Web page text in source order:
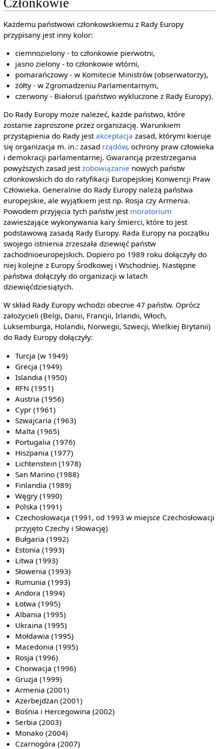
Każdemu państwowi członkowskiemu z Rady Europy
przypisany jest inny kolor:
ciemnozielony - to członkowie pierwotni,
jasno zielony - to członkowie wtórni,
pomarańczowy - w Komitecie Ministrów (obserwatorzy),
żółty - w Zgromadzeniu Parlamentarnym,
czerwony - Białoruś (państwo wykluczone z Rady Europy).
Do Rady Europy może należeć, każde państwo, które
zostanie zaproszone przez organizację. Warunkiem
przystąpienia do Rady jestakceptacja zasad, którymi kieruje
się organizacja m. in.: zasad rządów, ochrony praw człowieka
i demokracji parlamentarnej. Gwarancją przestrzegania
powyższych zasad jestzobowiązanie nowych państw
członkowskich do do ratyfikacji Europejskiej Konwencji Praw
Człowieka. Generalnie do Rady Europy należą państwa
europejskie, ale wyjątkiem jest np. Rosja czy Armenia.
Powodem przyjęcia tych państw jest moratorium
zawieszające wykonywania kary śmierci, które to jest
podstawową zasadą Rady Europy. Rada Europy na początku
swojego istnienia zrzeszała dziewięć państw
zachodnioeuropejskich. Dopiero po 1989 roku dołączyły do
niej kolejne z Europy Środkowej i Wschodniej. Następne
państwa dołączyły do organizacji w latach
dziewięćdziesiątych.
W skład Rady Europy wchodzi obecnie 47 państw. Oprócz
założycieli (Belgi, Danii, Francjii, Irlandii, Włoch,
Luksemburga, Holandii, Norwegii, Szwecji, Wielkiej Brytanii)
do Rady Europy dołączyły:
Turcja (w 1949)
Grecja (1949)
Islandia (1950)
RFN (1951)
Austria (1956)
Cypr (1961)
Szwajcaria (1963)
Malta (1965)
Portugalia (1976)
Hiszpania (1977)
Lichtenstein (1978)
San Marino (1988)
Finlandia (1989)
Węgry (1990)
Polska (1991)
Czechosłowacja (1991, od 1993 w miejsce Czechosłowacji
przyjęto Czechy i Słowację)
Bułgaria (1992)
Estonia (1993)
Litwa (1993)
Słowenia (1993)
Rumunia (1993)
Andora (1994)
Łotwa (1995)
Albania (1995)
Ukraina (1995)
Mołdawia (1995)
Macedonia (1995)
Rosja (1996)
Chorwacja (1996)
Gruzja (1999)
Armenia (2001)
Azerbejdżan (2001)
Bośnia i Hercegowina (2002)
Serbia (2003)
Monako (2004)
Czarnogóra (2007)